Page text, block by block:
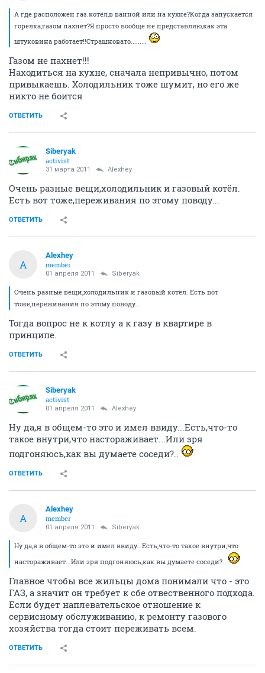
А где расположен газ.котёл,в ванной или на кухне?Когда запускается
горелка,газом пахнет?Я просто вообще не представляю,как эта
штуковина работает!!Страшновато.........
Газом не пахнет!!!
Находиться на кухне, сначала непривычно, потом
привыкаешь. Холодильник тоже шумит, но его же
никто не боится
ОТВЕТИТЬ
Siberyak
activist
31 марта 2011 Alexhey
Очень разные вещи,холодильник и газовый котёл.
Есть вот тоже,переживания по этому поводу...
ОТВЕТИТЬ
A
Alexhey
member
01 апреля 2011 Siberyak
Очень разные вещи,холодильник и газовый котёл. Есть вот
тоже,переживания по этому поводу...
Тогда вопрос не к котлу а к газу в квартире в
принципе.
ОТВЕТИТЬ
Siberyak
activist
01 апреля 2011 Alexhey
Ну да,я в общем-то это и имел ввиду...Есть,что-то
такое внутри,что настораживает...Или зря
подгоняюсь,как вы думаете соседи?..
ОТВЕТИТЬ
A
Alexhey
member
01 апреля 2011 Siberyak
Ну да,я в общем-то это и имел ввиду...Есть,что-то такое внутри,что
настораживает...Или зря подгоняюсь,как вы думаете соседи?..
Главное чтобы все жильцы дома понимали что - это
ГАЗ, а значит он требует к сбе отвественного подхода.
Если будет наплевательское отношение к
сервисному обслуживанию, к ремонту газового
хозяйства тогда стоит переживать всем.
ОТВЕТИТЬ